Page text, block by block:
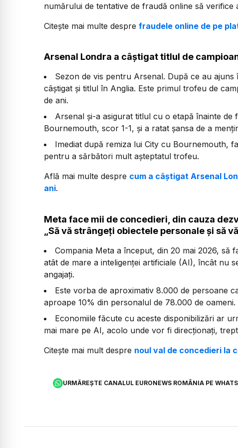
numărului de tentative de fraudă online să verifice
Citește mai multe despre fraudele online de pe
Arsenal Londra a câștigat titlul de
Sezon de vis pentru Arsenal. După ce au ajuns
câștigat și titlul în Anglia. Este primul trofeu de
de ani.
Arsenal și-a asigurat titlul cu o etapă înainte
Bournemouth, scor 1-1, și a ratat șansa de a
Imediat după remiza lui City cu Bournemouth,
pentru a sărbători mult așteptatul trofeu.
Află mai multe despre cum a câștigat Arsenal
ani.
Meta face mii de concedieri, din cauza
„Să vă strângeți obiectele personale și să
Compania Meta a început, din 20 mai 2026, să
atât de mare a inteligenței artificiale (AI), încât nu
angajați.
Este vorba de aproximativ 8.000 de persoane
aproape 10% din personalul de 78.000 de oameni.
Economiile făcute cu aceste disponibilizări ar
mai mare pe AI, acolo unde vor fi direcționați,
Citește mai mult despre noul val de concedieri la
URMĂREȘTE CANALUL EURONEWS ROMÂNIA PE